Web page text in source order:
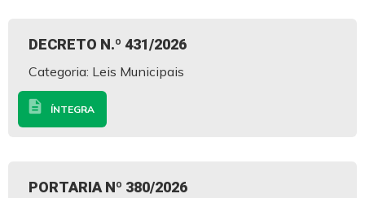
DECRETO N.º 431/2026
Categoria: Leis Municipais
description ÍNTEGRA
PORTARIA Nº 380/2026